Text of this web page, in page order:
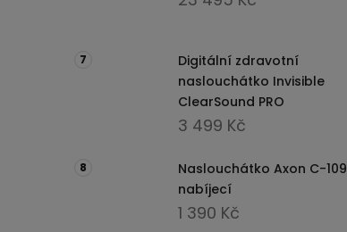
Digitální zdravotní
naslouchátko Invisible
ClearSound PRO
3 499 Kč
Naslouchátko Axon C-109
nabíjecí
1 390 Kč